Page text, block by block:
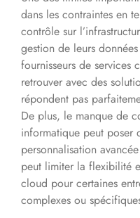
dans les contraintes en
contrôle sur
gestion de leurs
fournisseurs de services
retrouver avec des
répondent pas
De plus, le manque de
informatique peut poser
personnalisation
peut limiter la flexibilité
cloud pour certaines
complexes ou